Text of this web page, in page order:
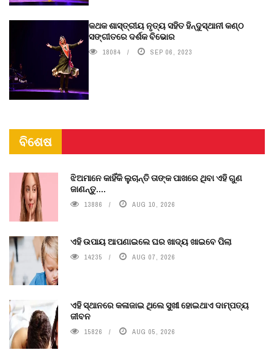
କଥକ ଶାସ୍ତ୍ରୀୟ ନୃତ୍ୟ ସହିତ ହିନ୍ଦୁସ୍ଥାନୀ କଣ୍ଠ
ସଙ୍ଗୀତରେ ଦର୍ଶକ ବିଭୋର
18084 SEP 06, 2023
ବିଶେଷ
ଝିଅମାନେ କାହିଁକି ଲୁଚାନ୍ତି ତାଙ୍କ ପାଖରେ ଥିବା ଏହି ଗୁଣ
ଜାଣନ୍ତୁ....
13886 AUG 10, 2026
ଏହି ଉପାୟ ଆପଣାଇଲେ ଘର ଖାଦ୍ୟ ଖାଇବେ ପିଲା
14235 AUG 07, 2026
ଏହି ସ୍ଥାନରେ କଳାଜାଇ ଥିଲେ ସୁଖୀ ହୋଇଥାଏ ଦାମ୍ପତ୍ୟ
ଜୀବନ
15826 AUG 05, 2026